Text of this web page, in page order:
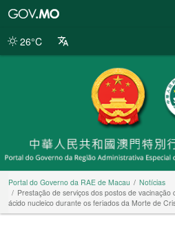
da
26°C
Portal do Governo da RAE de Macau
Notícias
Prestação de serviços dos postos de
ácido nucleico durante os feriados da Morte de